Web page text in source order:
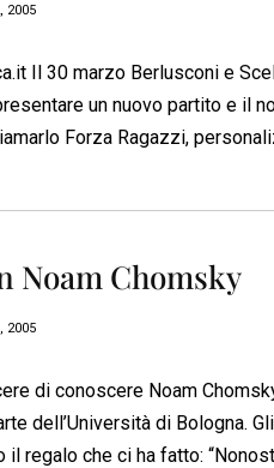
2005
Il 30 marzo Berlusconi e
un nuovo partito e il
Forza Ragazzi,
Noam Chomsky
2005
di conoscere Noam
dell’Università di Bologna.
il regalo che ci ha fatto: